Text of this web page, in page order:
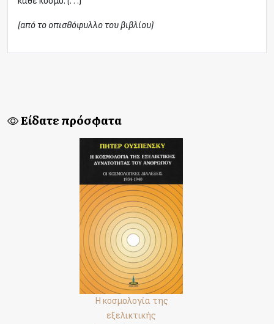
(από το οπισθόφυλλο του βιβλίου)
Είδατε πρόσφατα
Η κοσμολογία της
εξελικτικής